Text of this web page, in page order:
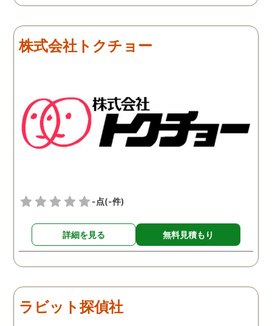
ろいろ腑に落ちた部分があ
不倫調査を依頼すると、や
はり夫は不倫をしており、
の会社の同期の人で、私と
結婚する前からの知り合い
のようです。ひょっとした
ら夫は元々その女性のこと
が好きだったのかもしれま
した気がするので、少しず
合いをしていきたいと思い
ます。
かった私が不利になる可
から不倫疑惑があり見て
日常生活を見張ってもら
と、私が単身赴任でいな
ことをいいことに、頻繁
で揉めなければこの証拠
表に出すことはありませ
が、あまりにも私が不利
条件になりそうならば有
を言わさず突き付けてや
株式会社トクチョー
-点(-件)
詳細を見る 無料見積もり
ラビット探偵社